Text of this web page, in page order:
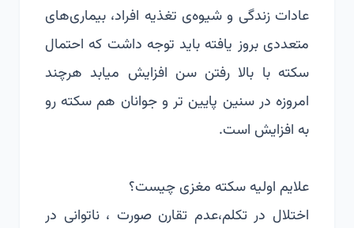
عادات زندگی و شیوه‌ی تغذیه افراد، بیماری‌های
متعددی بروز یافته باید توجه داشت که احتمال
سکته با بالا رفتن سن افزایش میابد هرچند
امروزه در سنین پایین تر و جوانان هم سکته رو
به افزایش است.
علایم اولیه سکته مغزی چیست؟
اختلال در تکلم،عدم تقارن صورت ، ناتوانی در